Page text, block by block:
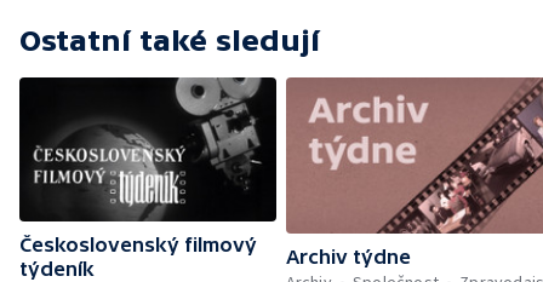
— Rododendrony v arboretu u Opavy —
labuti
Ostatní také sledují
Československý filmový
týdeník
Archiv týdne